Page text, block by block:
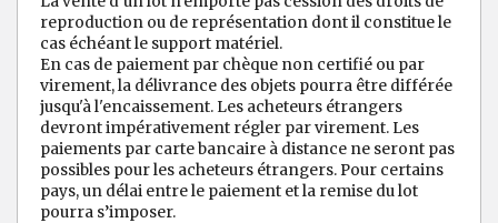
reproduction ou de représentation dont il constitue le
cas échéant le support matériel.
En cas de paiement par chèque non certifié ou par
virement, la délivrance des objets pourra être différée
jusqu'à l'encaissement. Les acheteurs étrangers
devront impérativement régler par virement. Les
paiements par carte bancaire à distance ne seront pas
possibles pour les acheteurs étrangers. Pour certains
pays, un délai entre le paiement et la remise du lot
pourra s’imposer.